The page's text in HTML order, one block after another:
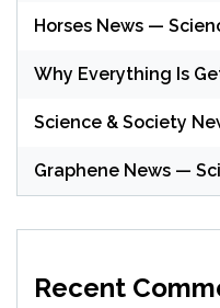
Horses News —
Why Everything Is
Science & Society
Graphene News —
Recent